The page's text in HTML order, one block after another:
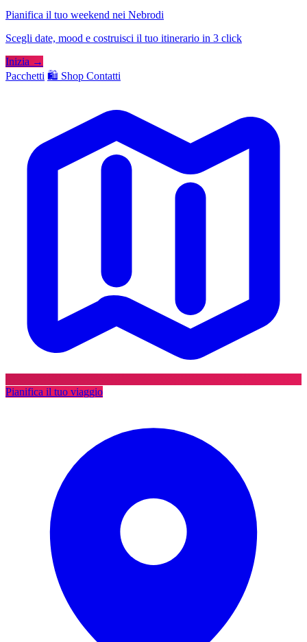
Pianifica il tuo weekend nei Nebrodi
Scegli date, mood e costruisci il tuo itinerario in 3 click
Inizia →
Pacchetti 🛍️ Shop Contatti
Pianifica il tuo viaggio